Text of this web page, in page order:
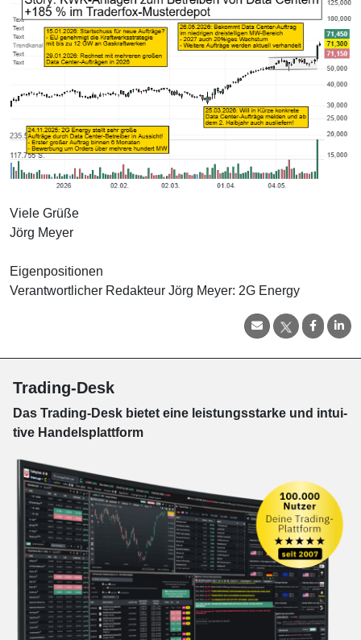
Viele Grüße
Jörg Meyer
Eigenpositionen
Verantwortlicher Redakteur Jörg Meyer: 2G Energy
Trading-Desk
Das Trading-Desk bie­tet eine leis­tungs­star­ke und in­tui­
tive Han­dels­platt­form